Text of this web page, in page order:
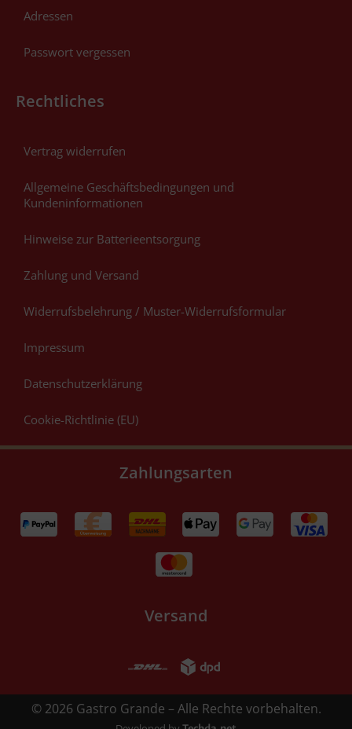
Adressen
Passwort vergessen
Rechtliches
Vertrag widerrufen
Allgemeine Geschäftsbedingungen und
Kundeninformationen
Hinweise zur Batterieentsorgung
Zahlung und Versand
Widerrufsbelehrung / Muster-Widerrufsformular
Impressum
Datenschutzerklärung
Cookie-Richtlinie (EU)
Zahlungsarten
Versand
© 2026 Gastro Grande – Alle Rechte vorbehalten.